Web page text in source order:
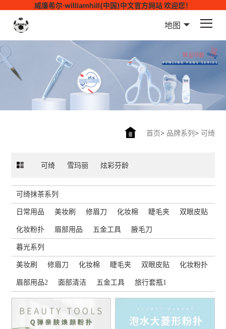
威廉希尔·williamhill(中国)中文官方网站 欢迎您！
地图
首页> 品牌系列 > 可绮
可绮 雪玛丽 炫彩芬龄
可绮抹茶系列
日常用品 美妆刷 修眉刀 化妆棉 睫毛夹 双眼皮贴
化妆粉扑 眉部用品 五金工具 腋毛刀
暮光系列
美妆刷 修眉刀 化妆棉 睫毛夹 双眼皮贴 化妆粉扑
眉部用品2 面部清洁 五金工具 旅行套瓶1